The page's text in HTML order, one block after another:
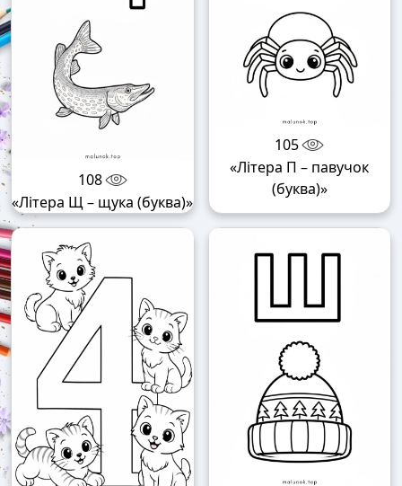
108
«Літера Щ – щука (буква)»
105
«Літера П – павучок
(буква)»